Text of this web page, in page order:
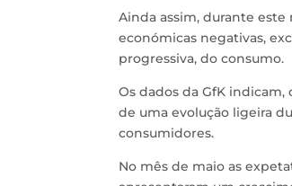
Ainda assim, durante
económicas negativas,
progressiva, do consumo.
Os dados da GfK
de uma evolução ligeira
consumidores.
No mês de maio as